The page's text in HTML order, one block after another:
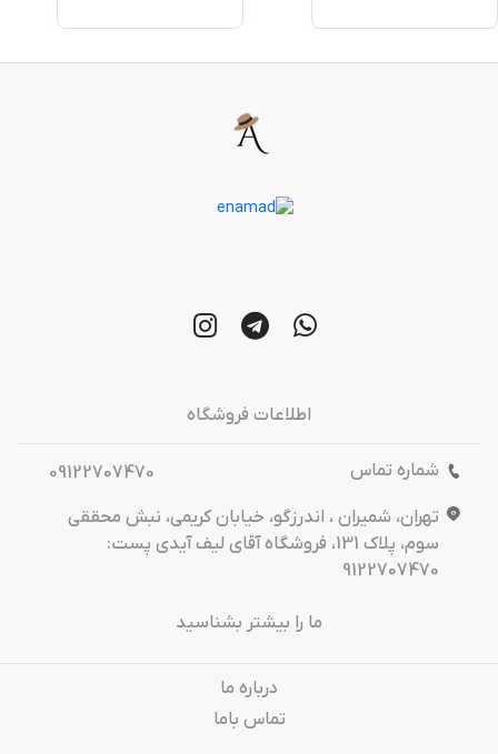
اطلاعات فروشگاه
شماره تماس
09122707470
تهران، شمیران ، اندرزگو، خیابان کریمی، نبش محققی
سوم، پلاک 131، فروشگاه آقای لیف آیدی پست:
9122707470
ما را بیشتر بشناسید
درباره‌ ما
تماس باما